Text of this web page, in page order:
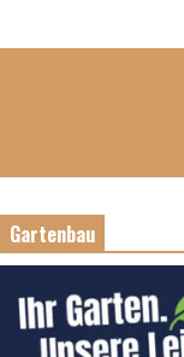
Gartenbau